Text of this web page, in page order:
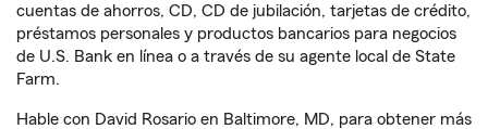
cuentas de ahorros, CD, CD de jubilación, tarjetas de crédito,
préstamos personales y productos bancarios para negocios
de U.S. Bank en línea o a través de su agente local de State
Farm.
Hable con David Rosario en Baltimore, MD, para obtener más